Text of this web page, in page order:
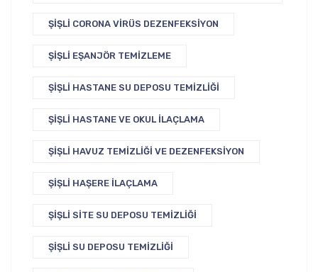
ŞIŞLI CORONA VIRÜS DEZENFEKSIYON
ŞIŞLI EŞANJÖR TEMIZLEME
ŞIŞLI HASTANE SU DEPOSU TEMIZLIĞI
ŞIŞLI HASTANE VE OKUL İLAÇLAMA
ŞIŞLI HAVUZ TEMIZLIĞI VE DEZENFEKSIYON
ŞIŞLI HAŞERE İLAÇLAMA
ŞIŞLI SITE SU DEPOSU TEMIZLIĞI
ŞIŞLI SU DEPOSU TEMIZLIĞI